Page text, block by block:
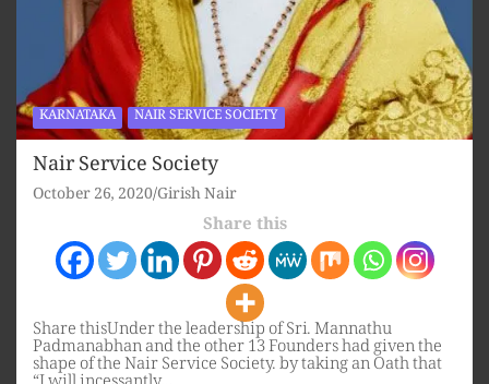
KARNATAKA NAIR SERVICE SOCIETY
Nair Service Society
October 26, 2020 Girish Nair
Share this
Share thisUnder the leadership of Sri. Mannathu
Padmanabhan and the other 13 Founders had given the
shape of the Nair Service Society. by taking an Oath that